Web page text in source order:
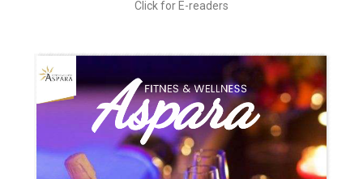
Click for E-readers